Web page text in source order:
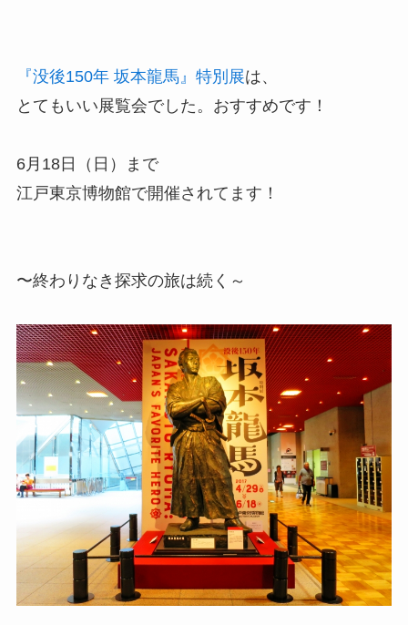
『没後150年 坂本龍馬』特別展は、
とてもいい展覧会でした。おすすめです！
6月18日（日）まで
江戸東京博物館で開催されてます！
〜終わりなき探求の旅は続く～